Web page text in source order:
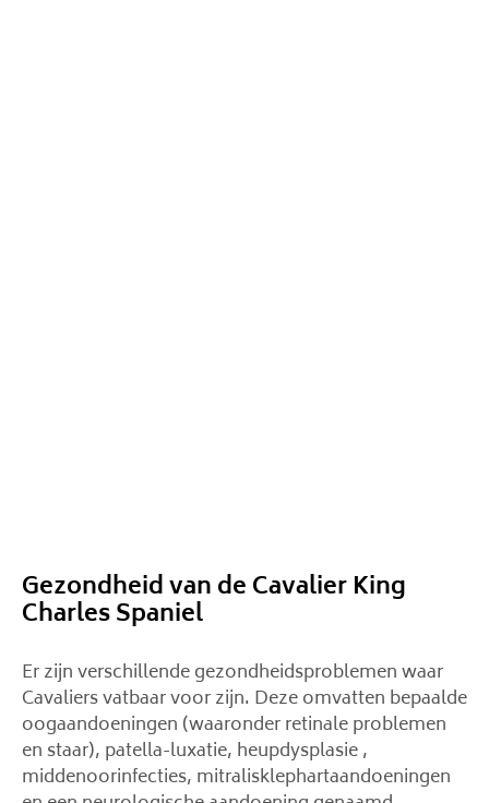
Gezondheid van de Cavalier King
Charles Spaniel
Er zijn verschillende gezondheidsproblemen waar
Cavaliers vatbaar voor zijn. Deze omvatten bepaalde
oogaandoeningen (waaronder retinale problemen
en staar), patella-luxatie, heupdysplasie ,
middenoorinfecties, mitralisklephartaandoeningen